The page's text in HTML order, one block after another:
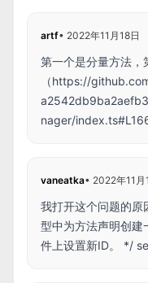
artf• 2022年11月18日
第一个是分量方法
（https://
nager/
vaneatka• 2022年11月
我打开这个问题的原
型中为方法声明创
件上设置新ID。 */